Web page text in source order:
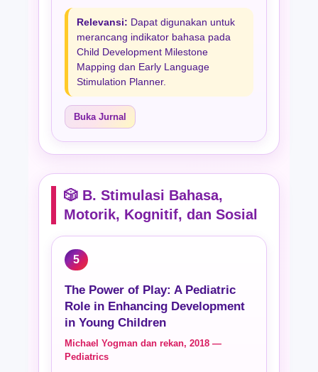
Relevansi: Dapat digunakan untuk
merancang indikator bahasa pada
Child Development Milestone
Mapping dan Early Language
Stimulation Planner.
Buka Jurnal
🎲 B. Stimulasi Bahasa,
Motorik, Kognitif, dan Sosial
5
The Power of Play: A Pediatric
Role in Enhancing Development
in Young Children
Michael Yogman dan rekan, 2018 —
Pediatrics